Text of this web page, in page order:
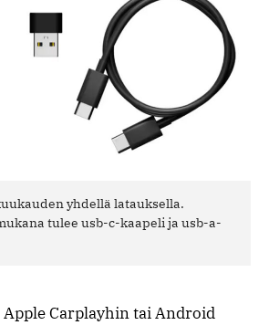
yhdellä latauksella.
tulee usb-c-kaapeli ja usb-a-
Carplayhin tai Android